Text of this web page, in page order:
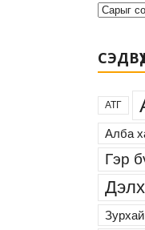
АТГ
Алба
Гэр
Зурхай